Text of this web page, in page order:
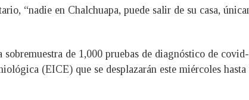
“nadie en Chalchuapa, puede salir de su casa,
de 1,000 pruebas de diagnóstico de
(EICE) que se desplazarán este miércoles hasta